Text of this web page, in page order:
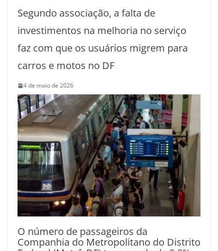
Segundo associação, a falta de
investimentos na melhoria no serviço
faz com que os usuários migrem para
carros e motos no DF
4 de maio de 2026
O número de passageiros da
Companhia do Metropolitano do Distrito